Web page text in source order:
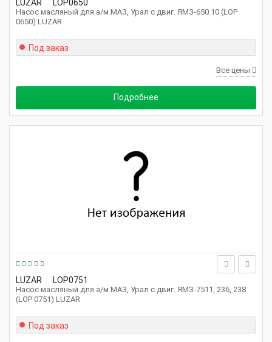
LUZAR LOP0650
Насос масляный для а/м МАЗ, Урал с двиг. ЯМЗ-650.10 (LOP
0650) LUZAR
Под заказ
Все цены
Подробнее
LUZAR LOP0751
Насос масляный для а/м МАЗ, Урал с двиг. ЯМЗ-7511, 236, 238
(LOP 0751) LUZAR
Под заказ